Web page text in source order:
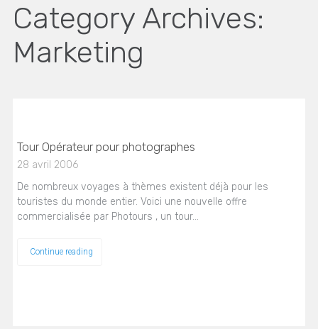
Category Archives:
Marketing
Tour Opérateur pour photographes
28 avril 2006
De nombreux voyages à thèmes existent déjà pour les
touristes du monde entier. Voici une nouvelle offre
commercialisée par Photours , un tour…
Continue reading